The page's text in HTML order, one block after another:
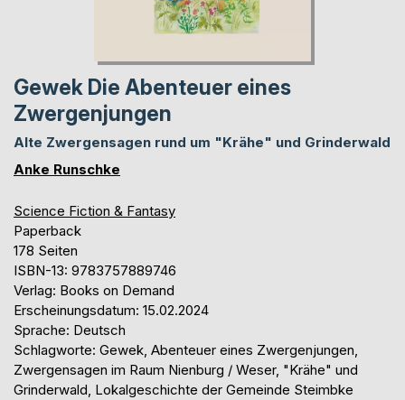
Gewek Die Abenteuer eines
Zwergenjungen
Alte Zwergensagen rund um "Krähe" und Grinderwald
Anke Runschke
Science Fiction & Fantasy
Paperback
178 Seiten
ISBN-13: 9783757889746
Verlag: Books on Demand
Erscheinungsdatum: 15.02.2024
Sprache: Deutsch
Schlagworte: Gewek, Abenteuer eines Zwergenjungen,
Zwergensagen im Raum Nienburg / Weser, "Krähe" und
Grinderwald, Lokalgeschichte der Gemeinde Steimbke